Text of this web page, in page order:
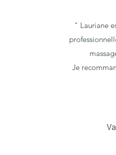
" Lauriane
Je